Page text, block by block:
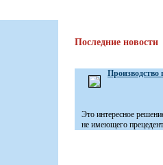
Последние новости
Производство
Это интересное
не имеющего